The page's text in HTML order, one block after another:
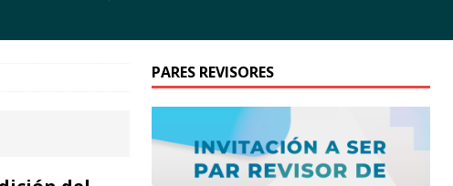
PARES REVISORES